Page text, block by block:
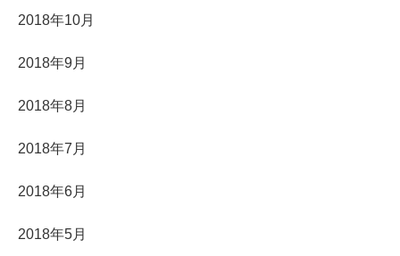
2018年10月
2018年9月
2018年8月
2018年7月
2018年6月
2018年5月